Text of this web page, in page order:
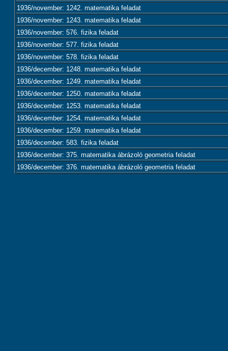
1936/november: 1242. matematika feladat
1936/november: 1243. matematika feladat
1936/november: 576. fizika feladat
1936/november: 577. fizika feladat
1936/november: 578. fizika feladat
1936/december: 1248. matematika feladat
1936/december: 1249. matematika feladat
1936/december: 1250. matematika feladat
1936/december: 1253. matematika feladat
1936/december: 1254. matematika feladat
1936/december: 1259. matematika feladat
1936/december: 583. fizika feladat
1936/december: 375. matematika ábrázoló geometria feladat
1936/december: 376. matematika ábrázoló geometria feladat